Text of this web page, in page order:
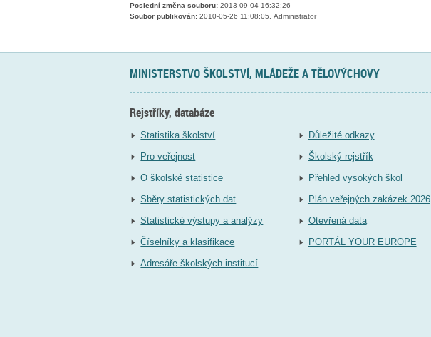
Poslední změna souboru: 2013-09-04 16:32:26
Soubor publikován: 2010-05-26 11:08:05, Administrator
MINISTERSTVO ŠKOLSTVÍ, MLÁDEŽE A TĚLOVÝCHOVY
Rejstříky, databáze
Statistika školství
Pro veřejnost
O školské statistice
Sběry statistických dat
Statistické výstupy a analýzy
Číselníky a klasifikace
Adresáře školských institucí
Důležité odkazy
Školský rejstřík
Přehled vysokých škol
Plán veřejných zakázek 2026
Otevřená data
PORTÁL YOUR EUROPE